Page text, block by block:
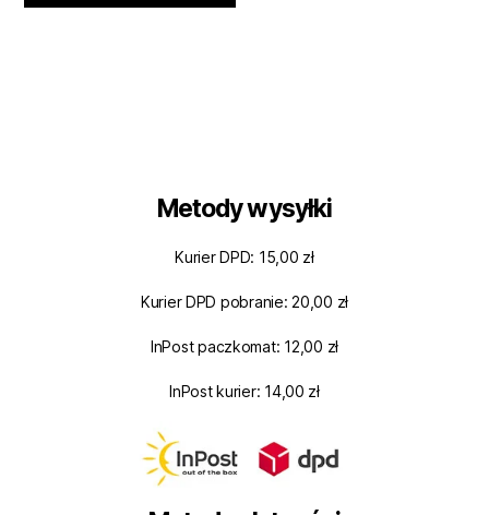
Metody wysyłki
Kurier DPD: 15,00 zł
Kurier DPD pobranie: 20,00 zł
InPost paczkomat: 12,00 zł
InPost kurier: 14,00 zł